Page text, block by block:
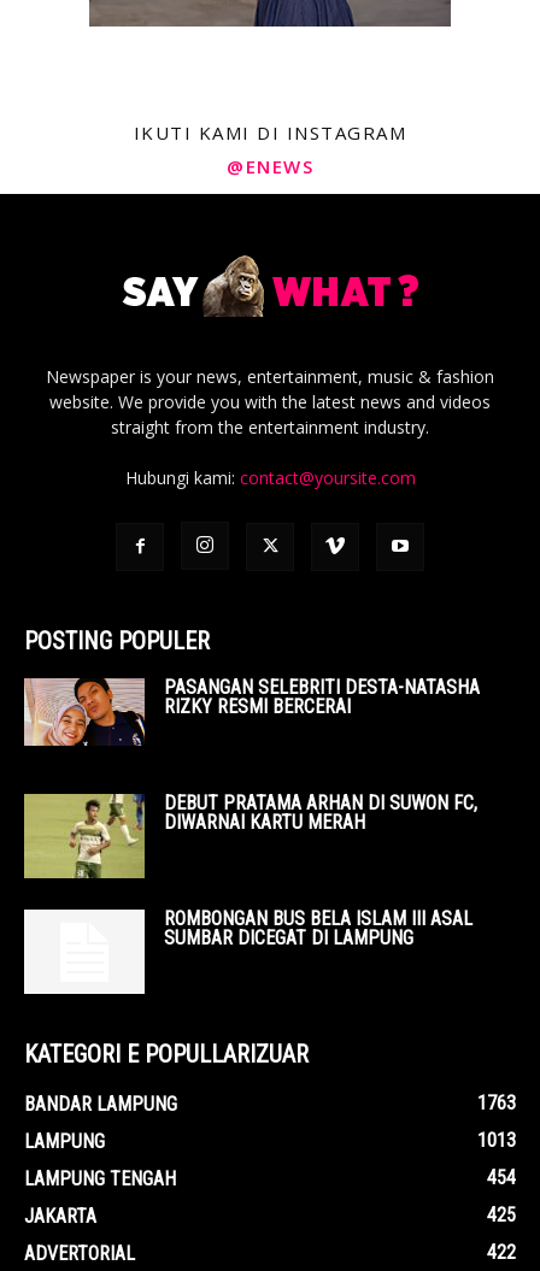
IKUTI KAMI DI INSTAGRAM
@ENEWS
Newspaper is your news, entertainment, music & fashion
website. We provide you with the latest news and videos
straight from the entertainment industry.
Hubungi kami: contact@yoursite.com
POSTING POPULER
PASANGAN SELEBRITI DESTA-NATASHA
RIZKY RESMI BERCERAI
DEBUT PRATAMA ARHAN DI SUWON FC,
DIWARNAI KARTU MERAH
ROMBONGAN BUS BELA ISLAM III ASAL
SUMBAR DICEGAT DI LAMPUNG
KATEGORI E POPULLARIZUAR
BANDAR LAMPUNG
1763
LAMPUNG
1013
LAMPUNG TENGAH
454
JAKARTA
425
ADVERTORIAL
422